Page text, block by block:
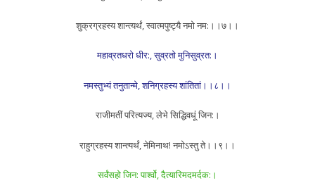
शुक्रग्रहस्य शान्त्यर्थं, स्वात्मपुष्ट्यै नमो नम:।।७।।
महाव्रतधरो धीर:, सुव्रतो मुनिसुव्रत:।
नमस्तुभ्यं तनुतान्मे, शनिग्रहस्य शांतितां।।८।।
राजीमतीं परित्यज्य, लेभे सिद्धिवधूं जिन:।
राहुग्रहस्य शान्त्यर्थं, नेमिनाथ! नमोऽस्तु ते।।९।।
सर्वंसहो जिन: पार्श्वो, दैत्यारिमदमर्दक:।